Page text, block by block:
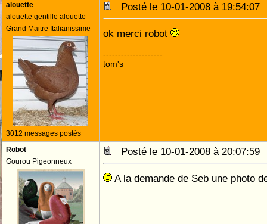
alouette
alouette gentille alouette
Grand Maitre Italianissime
3012 messages postés
Posté le 10-01-2008 à
ok merci robot
--------------------
tom's
Robot
Gourou Pigeonneux
Posté le 10-01-2008 à
A la demande de Seb une photo